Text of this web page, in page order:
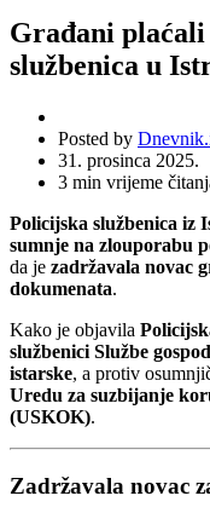
Građani
službenica u
Posted by
31. prosinca 2025.
3 min vrijeme
Policijska službenica iz
sumnje na zlouporabu
da je zadržavala novac
dokumenata.
Kako je objavila
službenici Službe
istarske, a protiv
Uredu za suzbijanje
(USKOK).
Zadržavala novac